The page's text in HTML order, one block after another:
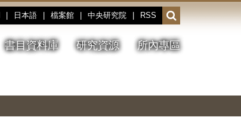
日本語 檔案館 中央研究院 RSS
開
啟
或
收
書目資料庫 研究資源 所內專區
停、
圖
圖
結